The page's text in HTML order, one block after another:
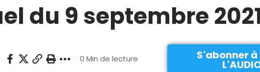
du 9 septembre
0 Min de lecture S'abonner à